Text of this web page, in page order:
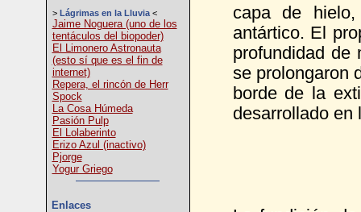
> Lágrimas en la Lluvia<
Jaime Noguera (uno de los
tentáculos del biopoder)
El Limonero Astronauta
(esto sí que es el fin de
internet)
Repera, el rincón de Herr
Spock
La Cosa Húmeda
Pasión Pulp
El Lolaberinto
Erizo Azul (inactivo)
Pjorge
Yogur Griego
Enlaces
capa de
antártico. El
profundidad de
se prolongaron
borde de la
desarrollado en